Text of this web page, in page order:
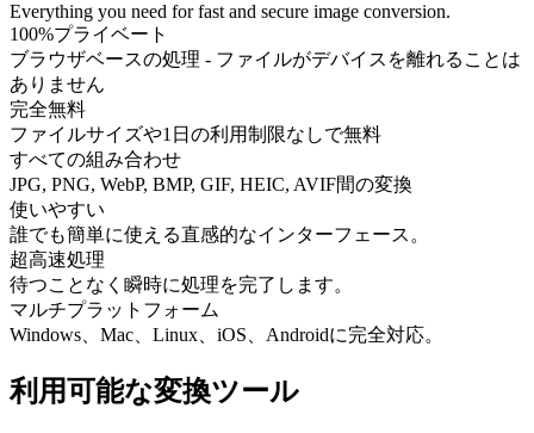
Everything you need for fast and secure image conversion.
100%プライベート
ブラウザベースの処理 - ファイルがデバイスを離れることは
ありません
完全無料
ファイルサイズや1日の利用制限なしで無料
すべての組み合わせ
JPG, PNG, WebP, BMP, GIF, HEIC, AVIF間の変換
使いやすい
誰でも簡単に使える直感的なインターフェース。
超高速処理
待つことなく瞬時に処理を完了します。
マルチプラットフォーム
Windows、Mac、Linux、iOS、Androidに完全対応。
利用可能な変換ツール